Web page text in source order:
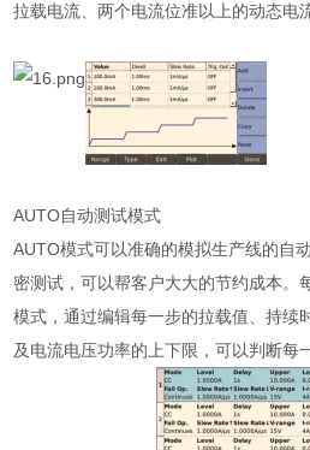
拉载电流、两个电流位准以上的动态电
AUTO自动测试模式
AUTO模式可以准确的模拟生产线的自
密测试，可以帮客户大大的节约成本。
模式，通过编辑每一步的拉载值、持续
及电流电压功率的上下限，可以判断每